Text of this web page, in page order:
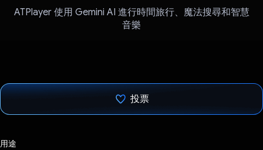
ATPlayer 使用 Gemini AI 進行時間旅行、魔法搜尋和智慧
音樂
投票
用途